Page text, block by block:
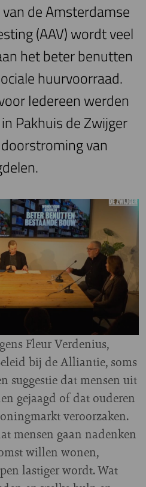
de Amsterdamse
(AAV) wordt veel
het beter benutten
huurvoorraad.
Iedereen werden
Pakhuis de Zwijger
van
Fleur Verdenius,
bij de Alliantie, soms
suggestie dat mensen uit
gejaagd of dat ouderen
veroorzaken.
mensen gaan nadenken
willen wonen,
lastiger wordt. Wat